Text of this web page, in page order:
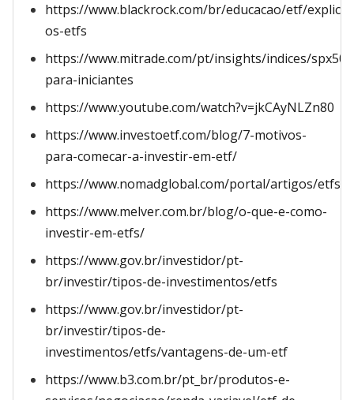
https://www.blackrock.com/br/educacao/etf/
os-etfs
https://www.mitrade.com/pt/insights/indices/
para-iniciantes
https://www.youtube.com/watch?v=jkCAyNLZn80
https://www.investoetf.com/blog/7-motivos-
para-comecar-a-investir-em-etf/
https://www.nomadglobal.com/portal/artigos/etfs
https://www.melver.com.br/blog/o-que-e-como-
investir-em-etfs/
https://www.gov.br/investidor/pt-
br/investir/tipos-de-investimentos/etfs
https://www.gov.br/investidor/pt-
br/investir/tipos-de-
investimentos/etfs/vantagens-de-um-etf
https://www.b3.com.br/pt_br/produtos-e-